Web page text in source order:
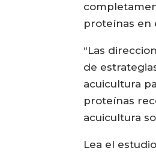
proteínas en
“Las
de
acuicultura
proteínas
acuicultura
Lea el